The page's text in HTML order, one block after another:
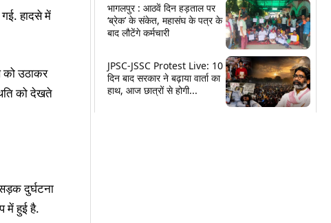
हादसे में
को उठाकर
को देखते
दुर्घटना
में हुई है.
भागलपुर : आठवें दिन हड़ताल पर
‘ब्रेक’ के संकेत, महासंघ के पत्र के
बाद लौटेंगे कर्मचारी
JPSC-JSSC Protest Live: 10
दिन बाद सरकार ने बढ़ाया वार्ता का
हाथ, आज छात्रों से होगी...